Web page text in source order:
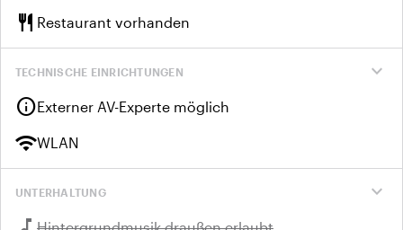
restaurant Restaurant vorhanden
expand_more
TECHNISCHE EINRICHTUNGEN
infoExterner AV-Experte möglich
wifiWLAN
expand_more
UNTERHALTUNG
Nicht verfügbar: